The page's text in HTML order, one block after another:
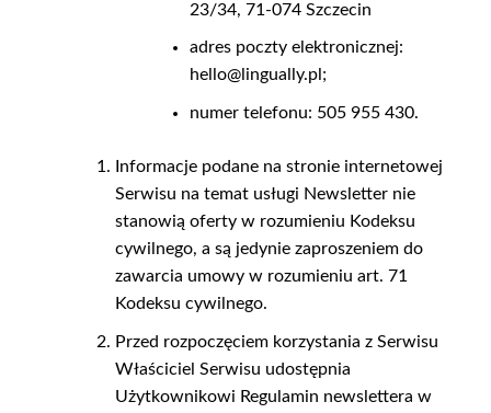
23/34, 71-074 Szczecin
adres poczty elektronicznej:
hello@lingually.pl;
numer telefonu: 505 955 430.
Informacje podane na stronie internetowej
Serwisu na temat usługi Newsletter nie
stanowią oferty w rozumieniu Kodeksu
cywilnego, a są jedynie zaproszeniem do
zawarcia umowy w rozumieniu art. 71
Kodeksu cywilnego.
Przed rozpoczęciem korzystania z Serwisu
Właściciel Serwisu udostępnia
Użytkownikowi Regulamin newslettera w